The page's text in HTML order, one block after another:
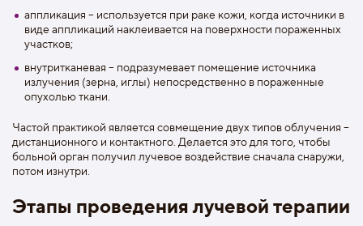
аппликация – используется при раке кожи, когда источники в
виде аппликаций наклеивается на поверхности пораженных
участков;
внутритканевая – подразумевает помещение источника
излучения (зерна, иглы) непосредственно в пораженные
опухолью ткани.
Частой практикой является совмещение двух типов облучения –
дистанционного и контактного. Делается это для того, чтобы
больной орган получил лучевое воздействие сначала снаружи,
потом изнутри.
Этапы проведения лучевой терапии